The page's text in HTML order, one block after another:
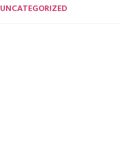
UNCATEGORIZED